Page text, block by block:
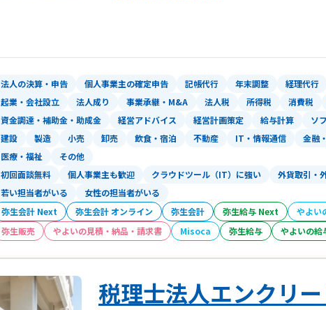
法人の決算・申告 個人事業主の確定申告 記帳代行 年末調整 経理代行
起業・会社設立
法人成り 事業承継・M&A 法人税 所得税 消費税
資金調達・補助金・助成金
経営アドバイス 経営計画策定 給与計算 ソ
建設 製造 小売 卸売 飲食・宿泊 不動産 IT・情報通信 金融
医療・福祉
その他
初回面談無料 個人事業主も歓迎 クラウドツール（IT）に強い 外貨取引・
若い担当者がいる
女性の担当者がいる
弥生会計 Next 弥生会計 オンライン 弥生会計 弥生給与 Next やよい
弥生販売
やよいの見積・納品・請求書 Misoca 弥生給与 やよいの給
税理士法人エンクリ